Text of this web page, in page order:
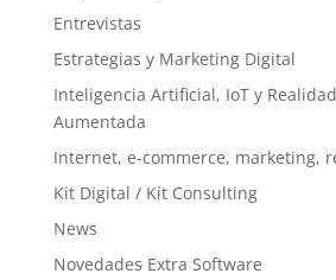
Entrevistas
Estrategias y Marketing Digital
Inteligencia Artificial, IoT y
Aumentada
Internet, e-commerce, marketing,
Kit Digital / Kit Consulting
News
Novedades Extra Software